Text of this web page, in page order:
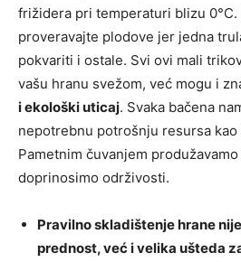
frižidera pri temperaturi blizu 0°C.
proveravajte plodove jer jedna
pokvariti i ostale. Svi ovi mali
vašu hranu svežom, već mogu i
i ekološki uticaj. Svaka bačena
nepotrebnu potrošnju resursa
Pametnim čuvanjem
doprinosimo održivosti.
Pravilno skladištenje hrane
prednost, već i velika ušteda